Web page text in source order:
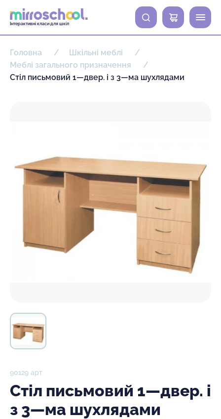
Інтерактивні класи для шкіл
0
Головна
Шкільні меблі
Меблі загального призначення
Стіл письмовий 1—двер. і з 3—ма шухлядами
90129 арт
Стіл письмовий 1—двер. і
з 3—ма шухлядами